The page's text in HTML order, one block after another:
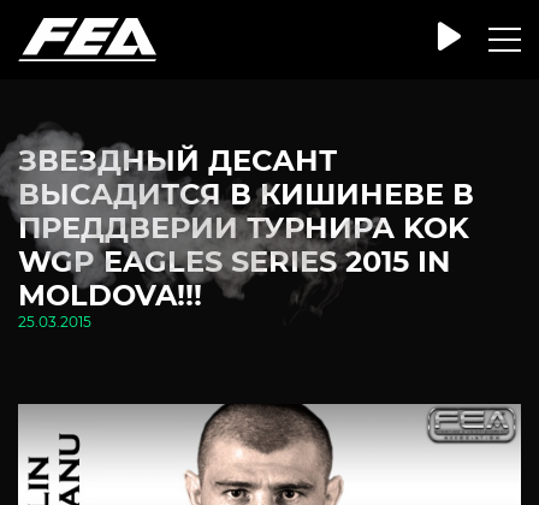
ЗВЕЗДНЫЙ ДЕСАНТ
ВЫСАДИТСЯ В КИШИНЕВЕ В
ПРЕДДВЕРИИ ТУРНИРА KOK
WGP EAGLES SERIES 2015 IN
MOLDOVA!!!
25.03.2015